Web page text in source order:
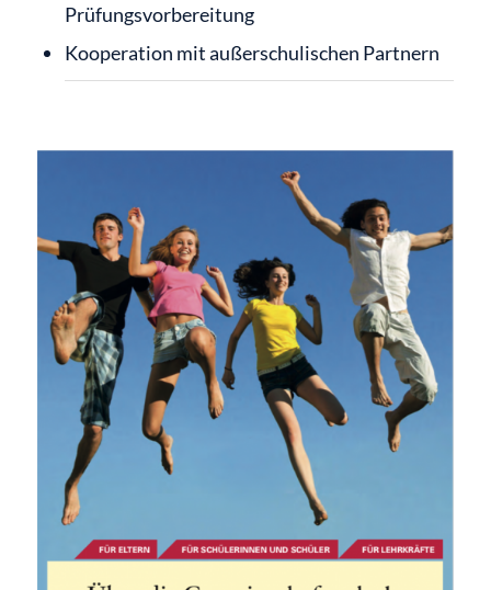
Prüfungsvorbereitung
Kooperation mit außerschulischen Partnern